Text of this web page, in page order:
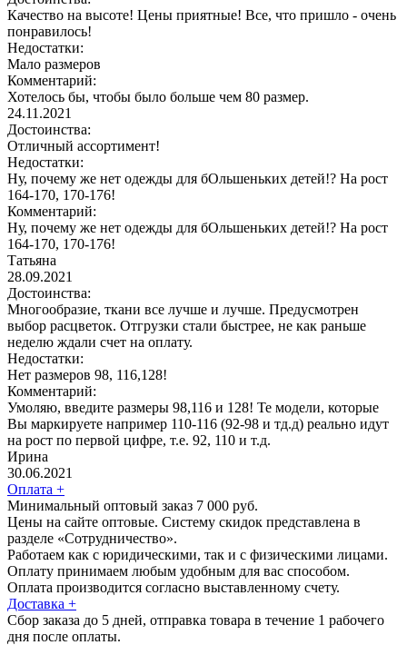
Качество на высоте! Цены приятные! Все, что пришло - очень
понравилось!
Недостатки:
Мало размеров
Комментарий:
Хотелось бы, чтобы было больше чем 80 размер.
24.11.2021
Достоинства:
Отличный ассортимент!
Недостатки:
Ну, почему же нет одежды для бОльшеньких детей!? На рост
164-170, 170-176!
Комментарий:
Ну, почему же нет одежды для бОльшеньких детей!? На рост
164-170, 170-176!
Татьяна
28.09.2021
Достоинства:
Многообразие, ткани все лучше и лучше. Предусмотрен
выбор расцветок. Отгрузки стали быстрее, не как раньше
неделю ждали счет на оплату.
Недостатки:
Нет размеров 98, 116,128!
Комментарий:
Умоляю, введите размеры 98,116 и 128! Те модели, которые
Вы маркируете например 110-116 (92-98 и тд.д) реально идут
на рост по первой цифре, т.е. 92, 110 и т.д.
Ирина
30.06.2021
Оплата +
Минимальный оптовый заказ 7 000 руб.
Цены на сайте оптовые. Систему скидок представлена в
разделе «Сотрудничество».
Работаем как с юридическими, так и с физическими лицами.
Оплату принимаем любым удобным для вас способом.
Оплата производится согласно выставленному счету.
Доставка +
Сбор заказа до 5 дней, отправка товара в течение 1 рабочего
дня после оплаты.